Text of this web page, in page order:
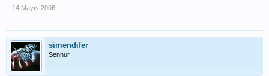
14 Mayıs 2006
simendifer
Sennur